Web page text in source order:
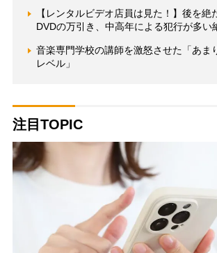
【レンタルビデオ店員は見た！】後を絶
DVDの万引き、中高年による犯行が多い
音楽専門学校の講師を激怒させた「あま
レベル」
注目TOPIC